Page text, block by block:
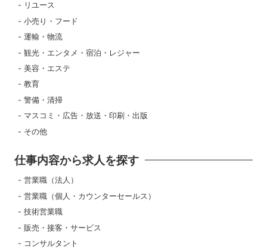
リユース
小売り・フード
運輸・物流
観光・エンタメ・宿泊・レジャー
美容・エステ
教育
警備・清掃
マスコミ・広告・放送・印刷・出版
その他
仕事内容から求人を探す
営業職（法人）
営業職（個人・カウンターセールス）
技術営業職
販売・接客・サービス
コンサルタント